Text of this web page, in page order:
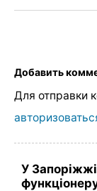
Добавить
Для отправки
У